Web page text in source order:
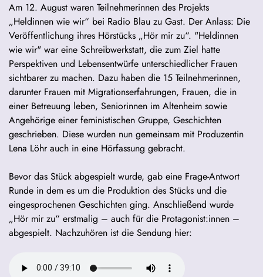
Am 12. August waren Teilnehmerinnen des Projekts
„Heldinnen wie wir“ bei Radio Blau zu Gast. Der Anlass: Die
Veröffentlichung ihres Hörstücks „Hör mir zu“. "Heldinnen
wie wir" war eine Schreibwerkstatt, die zum Ziel hatte
Perspektiven und Lebensentwürfe unterschiedlicher Frauen
sichtbarer zu machen. Dazu haben die 15 Teilnehmerinnen,
darunter Frauen mit Migrationserfahrungen, Frauen, die in
einer Betreuung leben, Seniorinnen im Altenheim sowie
Angehörige einer feministischen Gruppe, Geschichten
geschrieben. Diese wurden nun gemeinsam mit Produzentin
Lena Löhr auch in eine Hörfassung gebracht.
Bevor das Stück abgespielt wurde, gab eine Frage-Antwort
Runde in dem es um die Produktion des Stücks und die
eingesprochenen Geschichten ging. Anschließend wurde
„Hör mir zu“ erstmalig – auch für die Protagonist:innen –
abgespielt. Nachzuhören ist die Sendung hier: